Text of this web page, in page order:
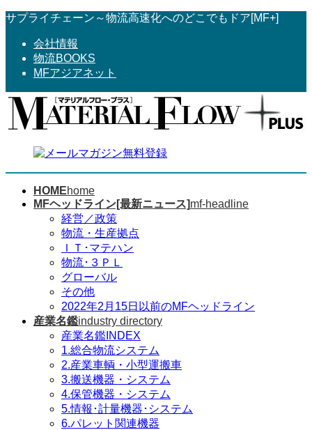
コ
へ
ス
ナ
ョ
ン
サプライチェーン～物流高速化へのどこでもドア[MF+]
会社情報
物流BOOKS
MFアジアネット
HOMEhome
MFヘッドライン[最新ニュース]mf-headline
経営／政策
物流・生産拠点
ＩＴ･マテハン
物流･３ＰＬ
グローバル
その他
2022年2月15日以前のMFヘッドライン
産業名鑑industry directory
産業名鑑INDEX
1.総合物流システム
2.産業車輌・小型運搬車
3.搬送機器・システム
4.保管機器・システム
5.情報･計量機器･システム
6.パレット関連機器